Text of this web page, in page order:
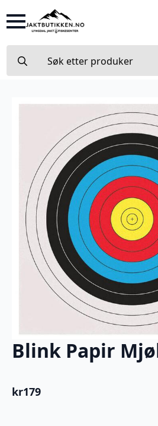
for:
Blink Papir
kr179